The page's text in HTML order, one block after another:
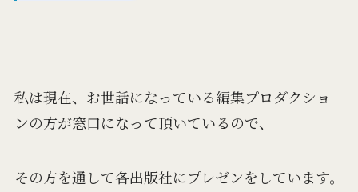
私は現在、お世話になっている編集プロダクショ
ンの方が窓口になって頂いているので、
その方を通して各出版社にプレゼンをしています。